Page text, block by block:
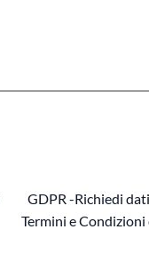
GDPR -Richiedi
Termini e